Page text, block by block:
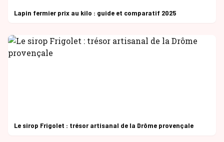
Lapin fermier prix au kilo : guide et comparatif 2025
Le sirop Frigolet : trésor artisanal de la Drôme provençale